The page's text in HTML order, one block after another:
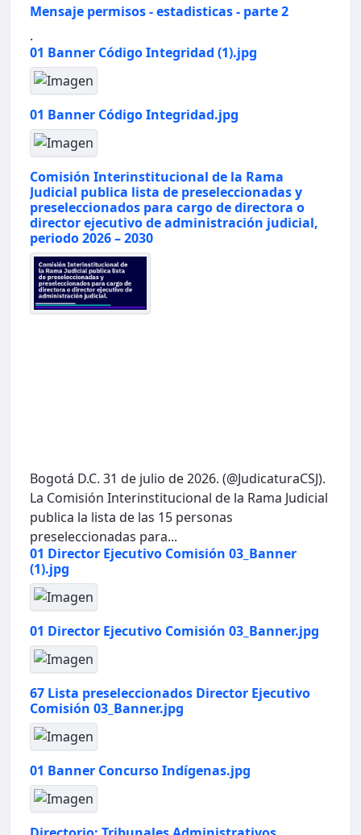
Mensaje permisos - estadisticas - parte 2
.
01 Banner Código Integridad (1).jpg
01 Banner Código Integridad.jpg
Comisión Interinstitucional de la Rama
Judicial publica lista de preseleccionadas y
preseleccionados para cargo de directora o
director ejecutivo de administración judicial,
periodo 2026 – 2030
Bogotá D.C. 31 de julio de 2026. (@JudicaturaCSJ).
La Comisión Interinstitucional de la Rama Judicial
publica la lista de las 15 personas
preseleccionadas para...
01 Director Ejecutivo Comisión 03_Banner
(1).jpg
01 Director Ejecutivo Comisión 03_Banner.jpg
67 Lista preseleccionados Director Ejecutivo
Comisión 03_Banner.jpg
01 Banner Concurso Indígenas.jpg